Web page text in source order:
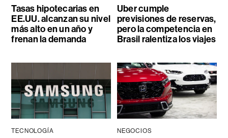
Tasas hipotecarias en
EE.UU. alcanzan su nivel
más alto en un año y
frenan la demanda
Uber cumple
previsiones de reservas,
pero la competencia en
Brasil ralentiza los viajes
TECNOLOGÍA NEGOCIOS